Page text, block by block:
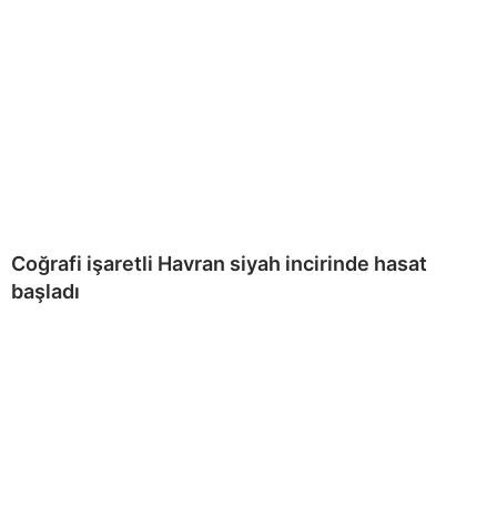
Coğrafi işaretli Havran siyah incirinde hasat
başladı